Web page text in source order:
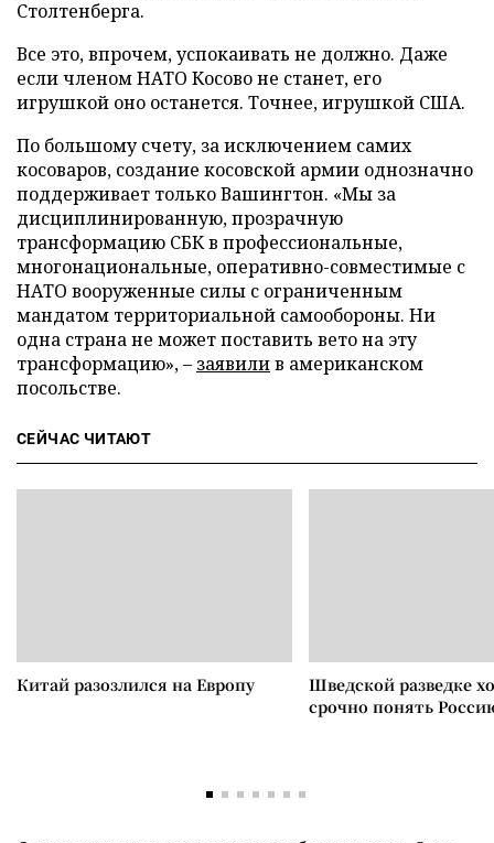
Столтенберга.
Все это, впрочем, успокаивать не должно. Даже
если членом НАТО Косово не станет, его
игрушкой оно останется. Точнее, игрушкой США.
По большому счету, за исключением самих
косоваров, создание косовской армии однозначно
поддерживает только Вашингтон. «Мы за
дисциплинированную, прозрачную
трансформацию СБК в профессиональные,
многонациональные, оперативно-совместимые с
НАТО вооруженные силы с ограниченным
мандатом территориальной самообороны. Ни
одна страна не может поставить вето на эту
трансформацию», – заявилив американском
посольстве.
СЕЙЧАС ЧИТАЮТ
Китай разозлился на Европу
Шведской разведке
срочно понять